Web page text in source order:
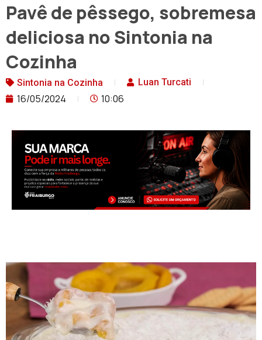
Pavê de pêssego, sobremesa
deliciosa no Sintonia na
Cozinha
Sintonia na Cozinha Luan Turcati
16/05/2024 10:06